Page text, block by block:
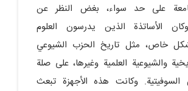
على حد سواء، بغض النظر عن
الأساتذة الذين يدرسون العلوم
خاص، مثل تاريخ الحزب الشيوعي
والشيوعية العلمية وغيرها، على صلة
السوفيتية. وكانت هذه الأجهزة تبعث